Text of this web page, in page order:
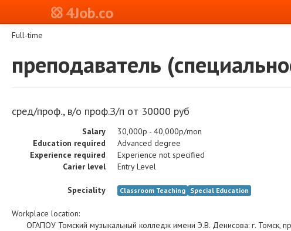
4Job.co
Full-time
преподаватель
сред/проф., в/о проф.З/п от 30000 руб
Salary
30,000р - 40,000р/mon
Education required
Advanced degree
Experience required
Experience not specified
Carier level
Entry Level
Speciality Classroom Teaching Special Education
Workplace location:
ОГАПОУ Томский музыкальный колледж имени Э.В. Денисова: г. Томск,